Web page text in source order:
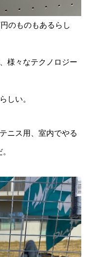
のものもあるらし
様々なテクノロジー
しい。
ニス用、室内でやる